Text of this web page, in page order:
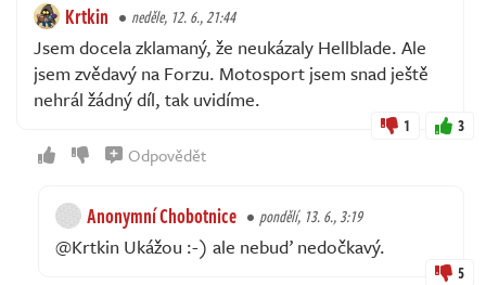
Krtkin neděle, 12. 6., 21:44
Jsem docela zklamaný, že neukázaly Hellblade. Ale
jsem zvědavý na Forzu. Motosport jsem snad ještě
nehrál žádný díl, tak uvidíme.
1 3
Odpovědět
Anonymní Chobotnice pondělí, 13. 6., 3:19
@Krtkin Ukážou :-) ale nebuď nedočkavý.
5